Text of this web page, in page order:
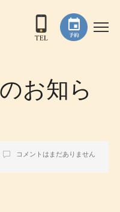
お知ら
コメントはまだありません